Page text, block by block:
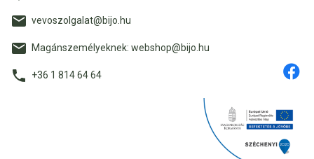
vevoszolgalat@bijo.hu
Magánszemélyeknek: webshop@bijo.hu
+36 1 814 64 64